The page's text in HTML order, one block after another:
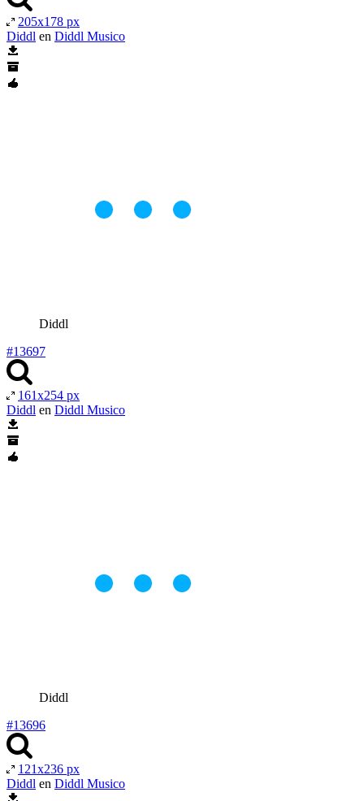
205x178 px
Diddl en Diddl Musico
Diddl
#13697
161x254 px
Diddl en Diddl Musico
Diddl
#13696
121x236 px
Diddl en Diddl Musico